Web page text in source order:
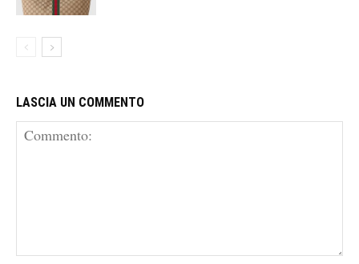
LASCIA UN COMMENTO